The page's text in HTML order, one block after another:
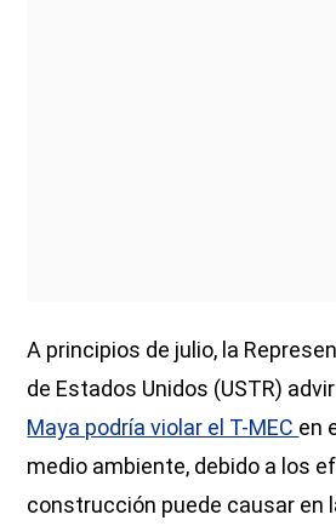
A principios de julio, la
de Estados Unidos (USTR)
Maya podría violar el T-MEC en
medio ambiente, debido a los
construcción puede causar en